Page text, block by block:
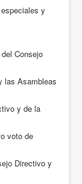
y
Consejo
las Asambleas
y de la
voto de
Directivo y